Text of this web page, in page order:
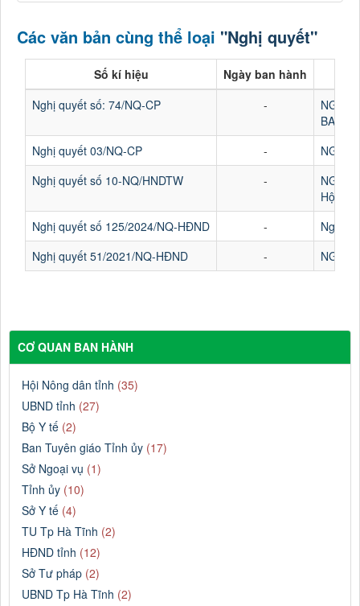
Các văn bản cùng thể loại "Nghị quyết"
Số kí hiệu
Ngày ban hành
Nghị quyết số: 74/NQ-CP
-
NGHỊ
BAN
Nghị quyết 03/NQ-CP
-
NGHỊ
Nghị quyết số 10-NQ/HNDTW
-
NGHỊ
Hội
Nghị quyết số 125/2024/NQ-HĐND
-
Nghị
Nghị quyết 51/2021/NQ-HĐND
- NGHỊ
CƠ QUAN BAN HÀNH
Hội Nông dân tỉnh (35)
UBND tỉnh (27)
Bộ Y tế (2)
Ban Tuyên giáo Tỉnh ủy (17)
Sở Ngoại vụ (1)
Tỉnh ủy (10)
Sở Y tế (4)
TU Tp Hà Tĩnh (2)
HĐND tỉnh (12)
Sở Tư pháp (2)
UBND Tp Hà Tĩnh (2)